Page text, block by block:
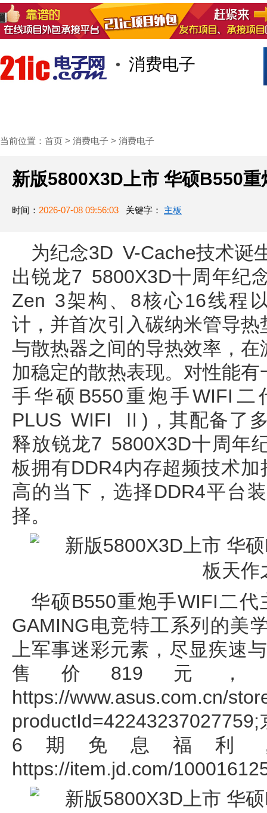
消费电子
当前位置： 首页 > 消费电子 > 消费电子
新版5800X3D上市 华硕B550
时间： 2026-07-08 09:56:03 关键字： 主板
为纪念3D V-Cache技术诞
出锐龙7 5800X3D十周年纪
Zen 3架构、8核心16线程
计，并首次引入碳纳米管导
与散热器之间的导热效率，
加稳定的散热表现。对性能
手华硕B550重炮手WIFI二
PLUS WIFI Ⅱ)，其配备了
释放锐龙7 5800X3D十周年
板拥有DDR4内存超频技术
高的当下，选择DDR4平台
择。
华硕B550重炮手WIFI二
GAMING电竞特工系列的美
上军事迷彩元素，尽显疾速
售价819元
https://www.asus.com.cn/
6期免息福利
https://item.jd.com/